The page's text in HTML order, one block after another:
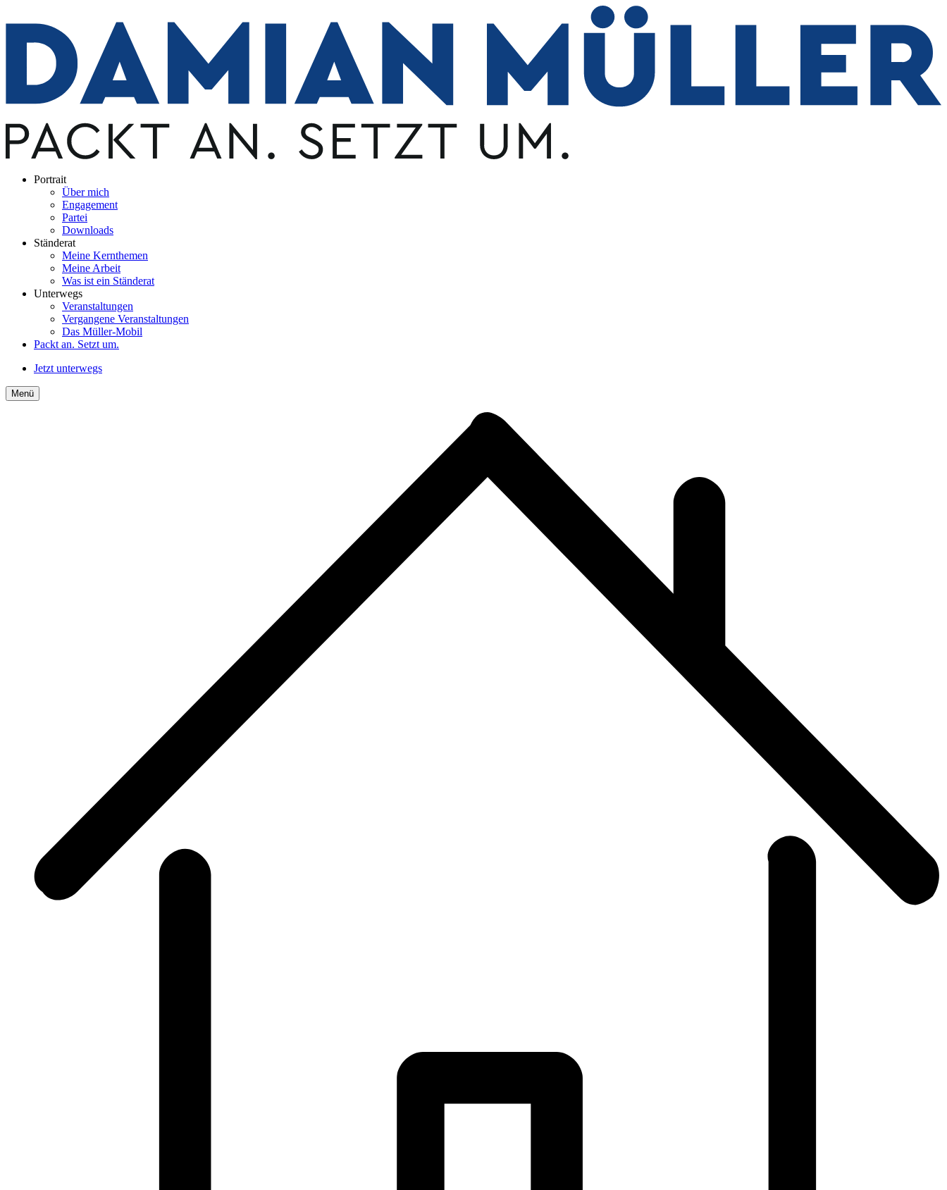
Portrait
Über mich
Engagement
Partei
Downloads
Ständerat
Meine Kernthemen
Meine Arbeit
Was ist ein Ständerat
Unterwegs
Veranstaltungen
Vergangene Veranstaltungen
Das Müller-Mobil
Packt an. Setzt um.
Jetzt unterwegs
Menü